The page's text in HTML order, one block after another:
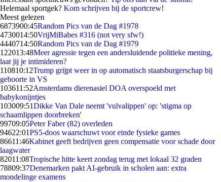
Helemaal sportgek? Kom schrijven bij de sportcrew!
Meest gelezen
6873900:45Random Pics van de Dag #1978
4730014:50VrijMiBabes #316 (not very sfw!)
4440714:50Random Pics van de Dag #1979
122013:48Meer agressie tegen een andersluidende politieke mening,
laat jij je intimideren?
110810:12Trump grijpt weer in op automatisch staatsburgerschap bij
geboorte in VS
103611:52Amsterdams dierenasiel DOA overspoeld met
babykonijntjes
103009:51Dikke Van Dale neemt 'vulvalippen' op: 'stigma op
schaamlippen doorbreken'
99709:05Peter Faber (82) overleden
94622:01PS5-doos waarschuwt voor einde fysieke games
86611:46Kabinet geeft bedrijven geen compensatie voor schade door
laagwater
82011:08Tropische hitte keert zondag terug met lokaal 32 graden
78809:37Denemarken pakt AI-gebruik in scholen aan: extra
mondelinge examens